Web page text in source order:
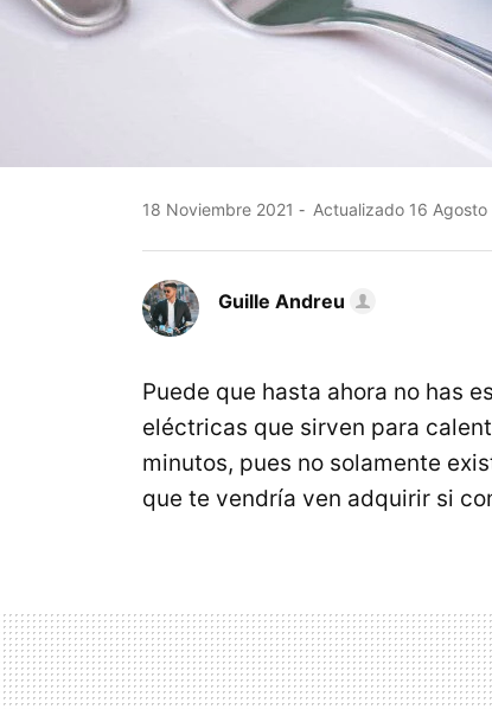
18 Noviembre 2021 Actualizado 16
Guille Andreu
Puede que hasta ahora no has
eléctricas que sirven para
minutos, pues no solamente
que te vendría ven adquirir si